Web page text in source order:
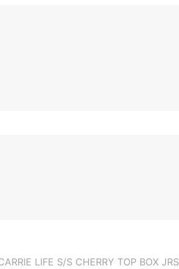
LIFE S/S CHERRY TOP BOX JRS